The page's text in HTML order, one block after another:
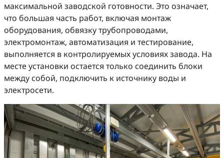
максимальной заводской готовности. Это означает,
что большая часть работ, включая монтаж
оборудования, обвязку трубопроводами,
электромонтаж, автоматизация и тестирование,
выполняется в контролируемых условиях завода. На
месте установки остается только соединить блоки
между собой, подключить к источнику воды и
электросети.